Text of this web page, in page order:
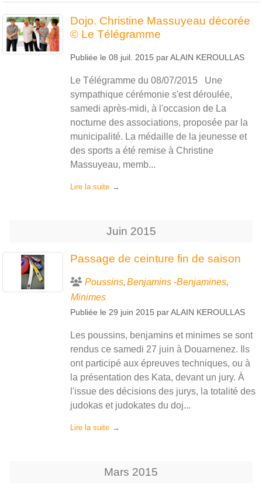
Dojo. Christine Massuyeau décorée
© Le Télégramme
Publiée le 08 juil. 2015 parALAIN KEROULLAS
Le Télégramme du 08/07/2015 Une
sympathique cérémonie s'est déroulée,
samedi après-midi, à l'occasion de La
nocturne des associations, proposée par la
municipalité. La médaille de la jeunesse et
des sports a été remise à Christine
Massuyeau, memb...
Lire la suite
Juin 2015
Passage de ceinture fin de saison
Poussins Benjamins -Benjamines
Minimes
Publiée le 29 juin 2015 parALAIN KEROULLAS
Les poussins, benjamins et minimes se sont
rendus ce samedi 27 juin à Douarnenez. Ils
ont participé aux épreuves techniques, ou à
la présentation des Kata, devant un jury. À
l'issue des décisions des jurys, la totalité des
judokas et judokates du doj...
Lire la suite
Mars 2015